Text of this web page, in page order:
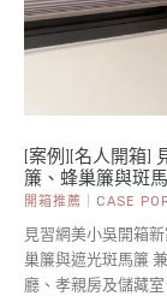
[案例][名人開箱]
簾、蜂巢簾與斑
簾・遮光斑馬簾
開箱推薦｜CASE
見習網美小吳開箱
巢簾與遮光斑馬簾
廳、孝親房及儲藏